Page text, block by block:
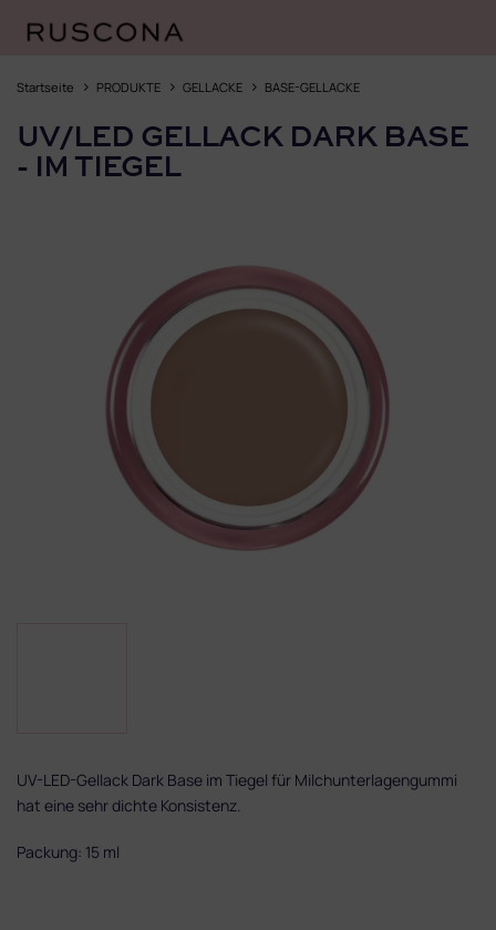
InhaltStartseite PRODUKTE GELLACKE BASE-GELLACKE
UV/LED GELLACK DARK BASE
- IM TIEGEL
UV-LED-Gellack Dark Base im Tiegel für Milchunterlagengummi
hat eine sehr dichte Konsistenz.
Packung: 15 ml